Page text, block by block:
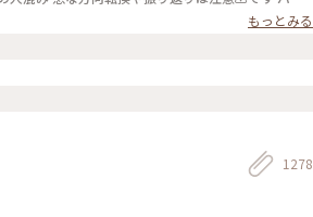
守られてますがとっても疲れます… 夕方の空いて
もっとみる
1278